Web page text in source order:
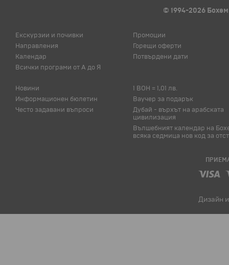
© 1994-2026
Екскурзии и почивки
Направления
Календар
Всички програми от А до Я
Промоции
Горещи оферти
Потвърдени дати
Новини
Информационен бюлетин
Често задавани въпроси
1 BOH = 1,01 лв.
Ваучер за подарък
Дубай - върхът на арабската
цивилизация
Вълшебният календар на
всяка седмица нов код за
Дизайн